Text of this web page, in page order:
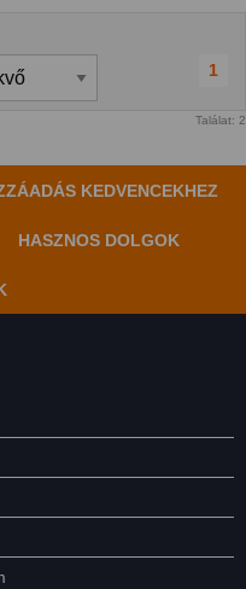
1
Találat: 2
KEDVENCEKHEZ
HASZNOS DOLGOK